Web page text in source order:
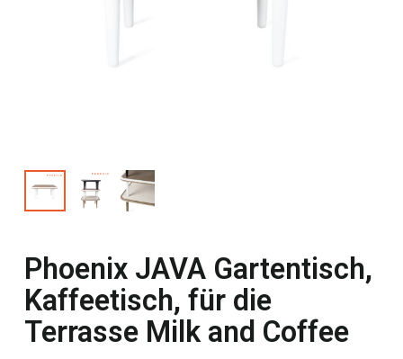
Phoenix JAVA Gartentisch,
Kaffeetisch, für die
Terrasse Milk and Coffee